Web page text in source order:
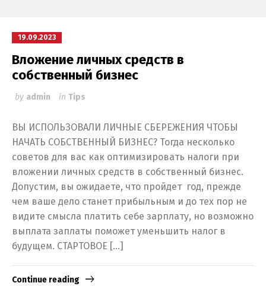
19.09.2023
Вложение личных средств в
собственный бизнес
by admin in Tips
ВЫ ИСПОЛЬЗОВАЛИ ЛИЧНЫЕ СБЕРЕЖЕНИЯ ЧТОБЫ
НАЧАТЬ СОБСТВЕННЫЙ БИЗНЕС? Тогда несколько
советов для вас как оптимизировать налоги при
вложении личных средств в собственный бизнес.
Допустим, вы ожидаете, что пройдет год, прежде
чем ваше дело станет прибыльным и до тех пор не
видите смысла платить себе зарплату, но возможно
выплата заплаты поможет уменьшить налог в
будущем. СТАРТОВОЕ […]
Continue reading